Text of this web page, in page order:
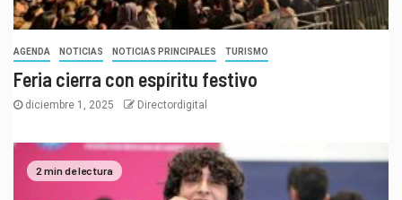
AGENDA NOTICIAS NOTICIAS PRINCIPALES TURISMO
Feria cierra con espíritu festivo
diciembre 1, 2025 Directordigital
2 min de lectura